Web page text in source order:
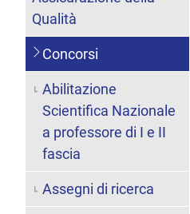
Qualità
Concorsi
Abilitazione
Scientifica Nazionale
a professore di I e II
fascia
Assegni di ricerca